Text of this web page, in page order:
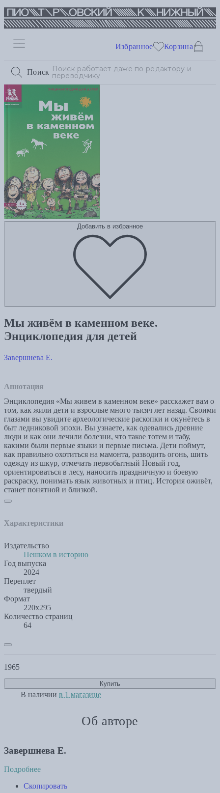
Поиск
Избранное Корзина
Добавить в избранное
Мы живём в каменном веке.
Энциклопедия для детей
Завершнева Е.
Аннотация
Энциклопедия «Мы живем в каменном веке» расскажет вам о
том, как жили дети и взрослые много тысяч лет назад. Своими
глазами вы увидите археологические раскопки и окунётесь в
быт ледниковой эпохи. Вы узнаете, как одевались древние
люди и как они лечили болезни, что такое тотем и табу,
какими были первые языки и первые письма. Дети поймут,
как правильно охотиться на мамонта, разводить огонь, шить
одежду из шкур, отмечать первобытный Новый год,
ориентироваться в лесу, наносить праздничную и боевую
раскраску, понимать язык животных и птиц. История оживёт,
станет понятной и близкой.
Характеристики
Издательство
Пешком в историю
Год выпуска
2024
Переплет
твердый
Формат
220х295
Количество страниц
64
1965
Купить
В наличии в 1 магазине
Об авторе
Завершнева Е.
Подробнее
Скопировать